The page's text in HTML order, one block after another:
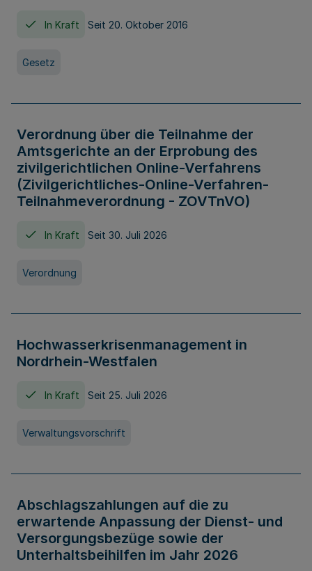
In Kraft Seit 20. Oktober 2016
Gesetz
Verordnung über die Teilnahme der
Amtsgerichte an der Erprobung des
zivilgerichtlichen Online-Verfahrens
(Zivilgerichtliches-Online-Verfahren-
Teilnahmeverordnung - ZOVTnVO)
In Kraft Seit 30. Juli 2026
Verordnung
Hochwasserkrisenmanagement in
Nordrhein-Westfalen
In Kraft Seit 25. Juli 2026
Verwaltungsvorschrift
Abschlagszahlungen auf die zu
erwartende Anpassung der Dienst- und
Versorgungsbezüge sowie der
Unterhaltsbeihilfen im Jahr 2026